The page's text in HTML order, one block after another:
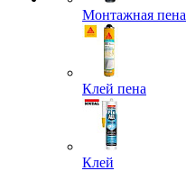
Монтажная пена
Клей пена
Клей